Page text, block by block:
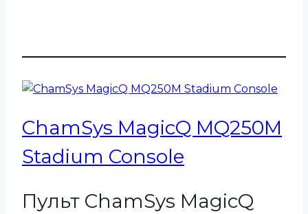
ChamSys MagicQ MQ250M
Stadium Console
Пульт ChamSys MagicQ